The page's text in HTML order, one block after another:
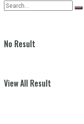
No Result
View All Result